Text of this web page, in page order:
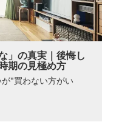
」の真実｜後悔し
期の見極め方
が"買わない方がい